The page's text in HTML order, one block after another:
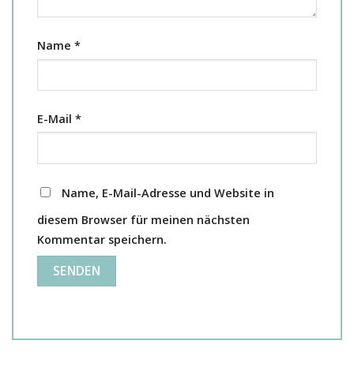
Name *
E-Mail *
Name, E-Mail-Adresse und Website in
diesem Browser für meinen nächsten
Kommentar speichern.